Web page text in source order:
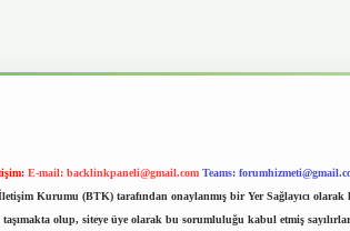
E-mail: backlinkpaneli@gmail.com Teams:
Kurumu (BTK) tarafından onaylanmış bir Yer Sağlayıcı
olup, siteye üye olarak bu sorumluluğu kabul etmiş